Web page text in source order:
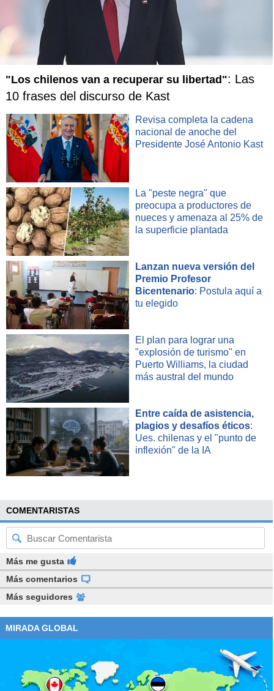
"Los chilenos van a recuperar su libertad": Las
10 frases del discurso de Kast
Revisa completa la cadena
nacional de anoche del
Presidente José Antonio Kast
La "peste negra" que
preocupa a productores de
nueces y amenaza al 25% de
la superficie plantada
Lanzan nueva versión del
Premio Profesor
Bicentenario: Postula aquí a
tu elegido
El plan para lograr una
"explosión de turismo" en
Puerto Williams, la ciudad
más austral del mundo
Entre caída de asistencia,
plagios y desafíos éticos:
Ues. chilenas y el "punto de
inflexión" de la IA
COMENTARISTAS
Más me gusta
Más comentarios
Más seguidores
MIRADA GLOBAL